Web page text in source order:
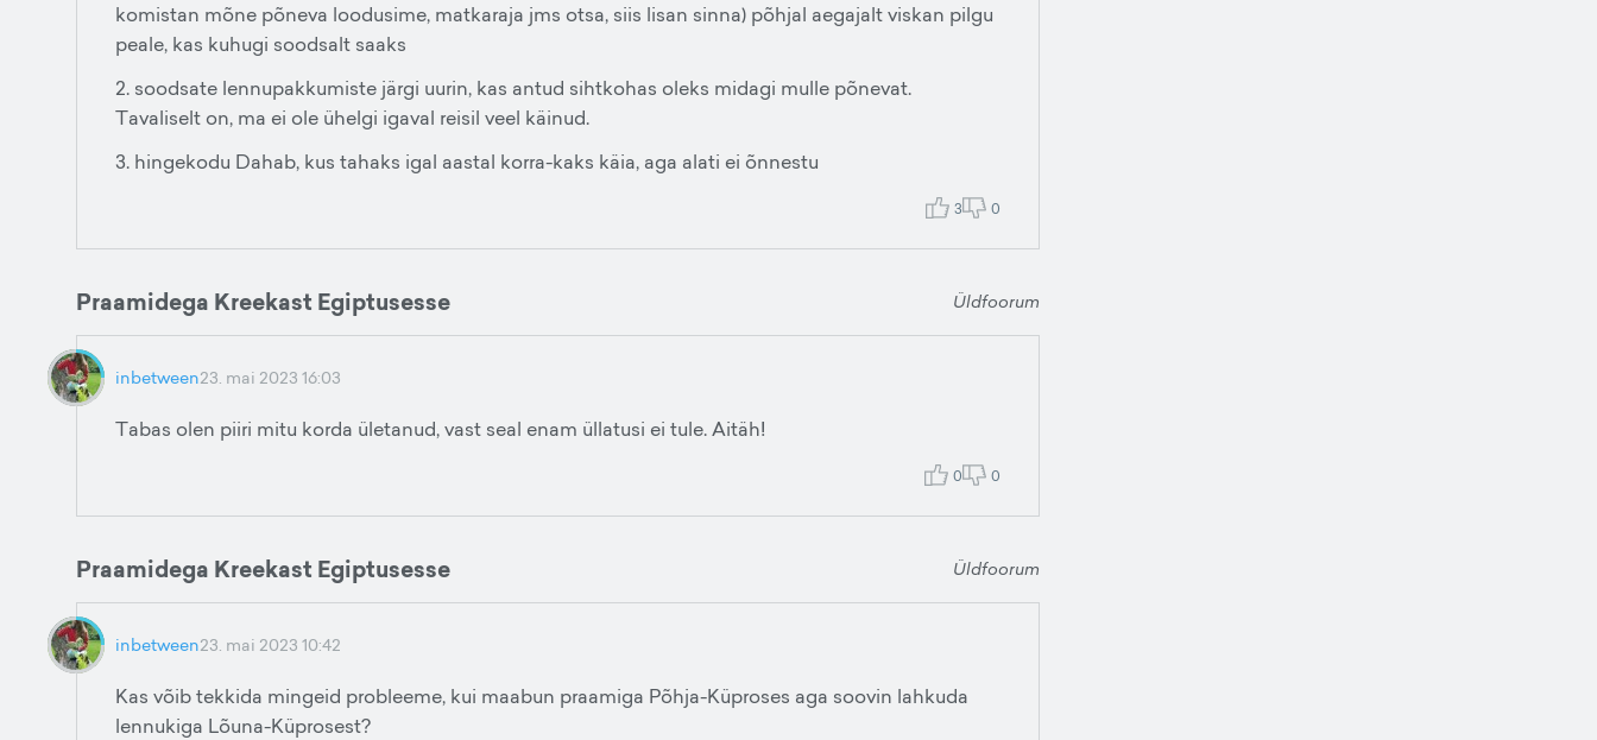
komistan mõne põneva loodusime, matkaraja jms otsa, siis lisan sinna) põhjal aegajalt viskan pilgu
peale, kas kuhugi soodsalt saaks
2. soodsate lennupakkumiste järgi uurin, kas antud sihtkohas oleks midagi mulle põnevat.
Tavaliselt on, ma ei ole ühelgi igaval reisil veel käinud.
3. hingekodu Dahab, kus tahaks igal aastal korra-kaks käia, aga alati ei õnnestu
3 0
Praamidega Kreekast Egiptusesse Üldfoorum
inbetween23. mai 2023 16:03
Tabas olen piiri mitu korda ületanud, vast seal enam üllatusi ei tule. Aitäh!
0 0
Praamidega Kreekast Egiptusesse Üldfoorum
inbetween23. mai 2023 10:42
Kas võib tekkida mingeid probleeme, kui maabun praamiga Põhja-Küproses aga soovin lahkuda
lennukiga Lõuna-Küprosest?